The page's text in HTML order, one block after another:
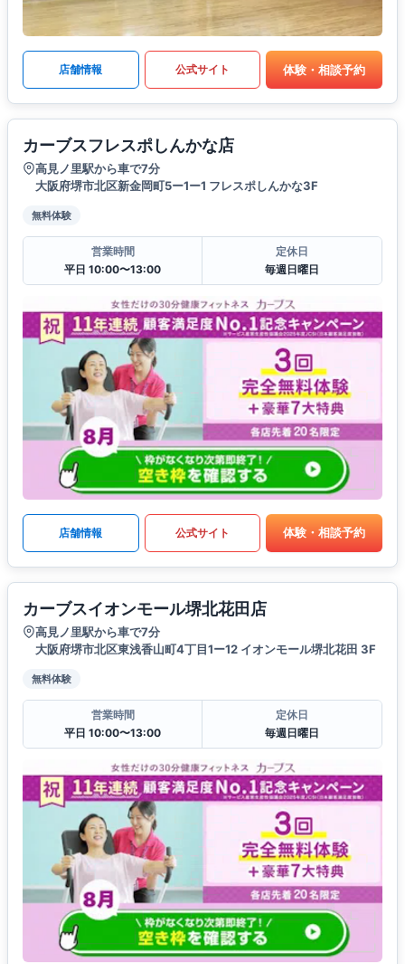
店舗情報 公式サイト 体験・相談予約
カーブスフレスポしんかな店
高見ノ里駅から車で7分
大阪府堺市北区新金岡町5ー1ー1 フレスポしんかな3F
無料体験
営業時間
平日 10:00〜13:00
定休日
毎週日曜日
店舗情報 公式サイト 体験・相談予約
カーブスイオンモール堺北花田店
高見ノ里駅から車で7分
大阪府堺市北区東浅香山町4丁目1ー12 イオンモール堺北花田 3F
無料体験
営業時間
平日 10:00〜13:00
定休日
毎週日曜日